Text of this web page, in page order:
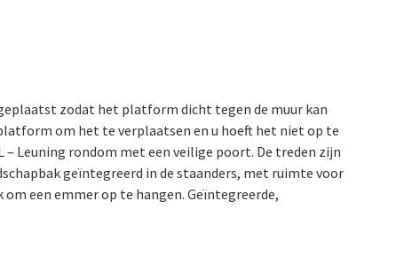
zodat het platform dicht tegen de muur kan
om het te verplaatsen en u hoeft het niet op te
– Leuning rondom met een veilige poort. De treden zijn
geïntegreerd in de staanders, met ruimte voor
een ​​emmer op te hangen. Geïntegreerde,